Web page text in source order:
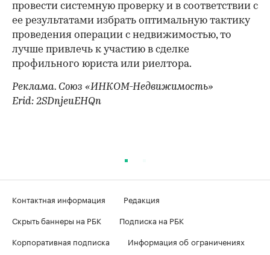
провести системную проверку и в соответствии с
ее результатами избрать оптимальную тактику
проведения операции с недвижимостью, то
лучше привлечь к участию в сделке
профильного юриста или риелтора.
Реклама. Союз «ИНКОМ-Недвижимость»
Erid: 2SDnjeuEHQn
Контактная информация
Редакция
Скрыть баннеры на РБК
Подписка на РБК
Корпоративная подписка
Информация об ограничениях